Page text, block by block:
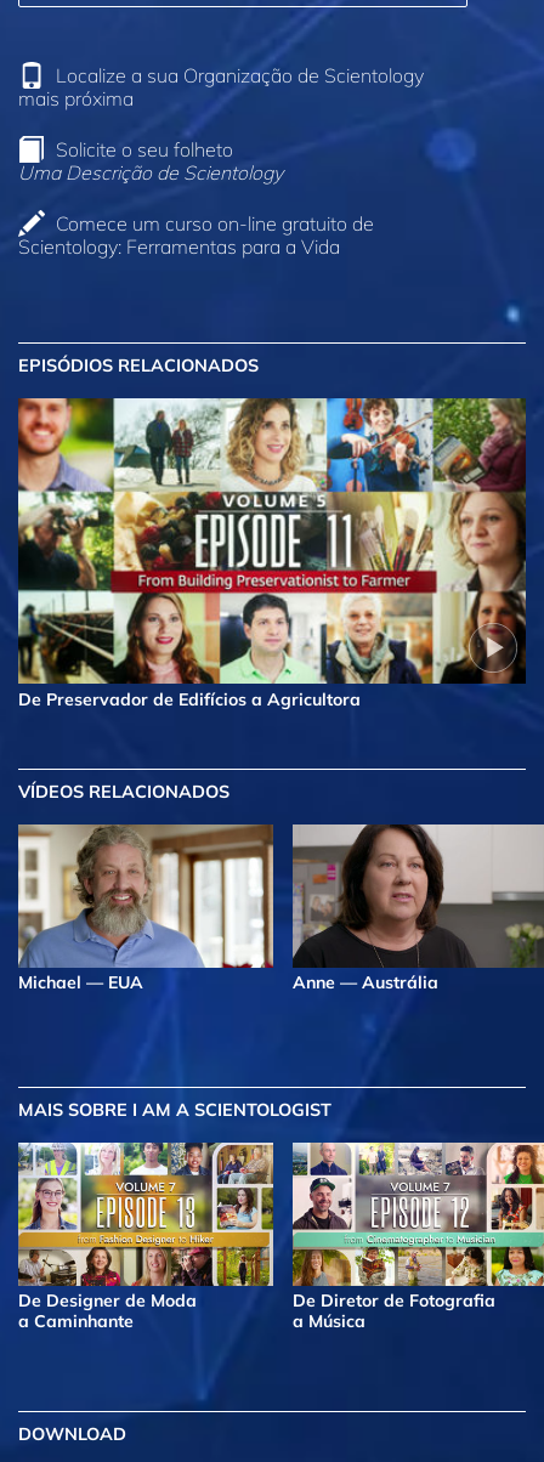
Localize a sua Organização de Scientology
mais próxima
Solicite o seu folheto
Uma Descrição de Scientology
Comece um curso on‑line gratuito de
Scientology: Ferramentas para a Vida
EPISÓDIOS RELACIONADOS
De Preservador de Edifícios a Agricultora
VÍDEOS RELACIONADOS
Michael — EUA Anne — Austrália
MAIS SOBRE I AM A SCIENTOLOGIST
De Designer de Moda
a Caminhante
De Diretor de Fotografia
a Música
DOWNLOAD